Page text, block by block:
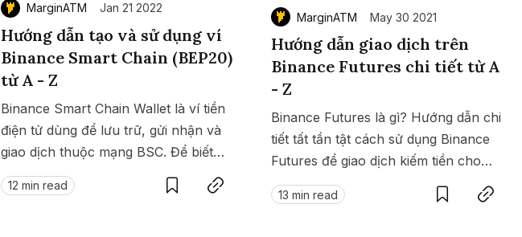
MarginATM Jan 21 2022
Hướng dẫn tạo và sử dụng ví
Binance Smart Chain (BEP20)
từ A - Z
Binance Smart Chain Wallet là ví tiền
điện tử dùng để lưu trữ, gửi nhận và
giao dịch thuộc mạng BSC. Để biết
cách tạo cũng như sử dụng ví BSC,
bạn xem tại đây.
12 min read
SaveCopy link
MarginATM May 30 2021
Hướng dẫn giao dịch trên
Binance Futures chi tiết từ A
- Z
Binance Futures là gì? Hướng dẫn chi
tiết tất tần tật cách sử dụng Binance
Futures để giao dịch kiếm tiền cho
mọi đối tượng tại đây.
13 min read
Save Copy link